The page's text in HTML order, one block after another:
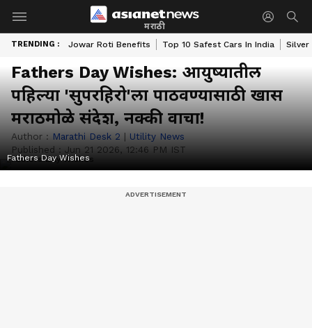
मराठी
TRENDING : Jowar Roti Benefits Top 10 Safest Cars In India Silver
Fathers Day Wishes: आयुष्यातील
पहिल्या 'सुपरहिरो'ला पाठवण्यासाठी खास
मराठमोळे संदेश, नक्की वाचा!
Author : Marathi Desk 2 | Utility News
Published : Jun 21 2026, 12:46 PM IST
Fathers Day Wishes